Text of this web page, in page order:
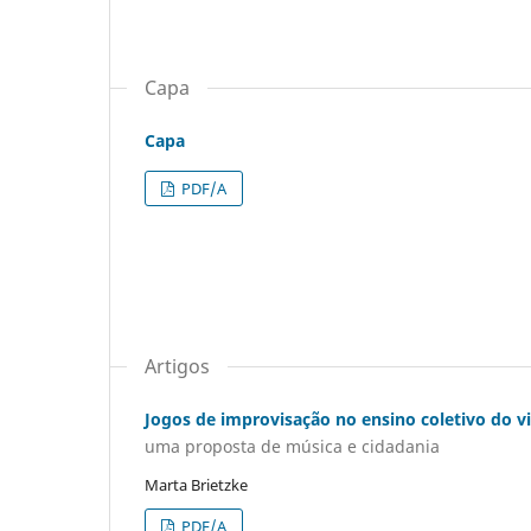
Capa
Capa
PDF/A
Artigos
Jogos de improvisação no ensino coletivo do
uma proposta de música e cidadania
Marta Brietzke
PDF/A